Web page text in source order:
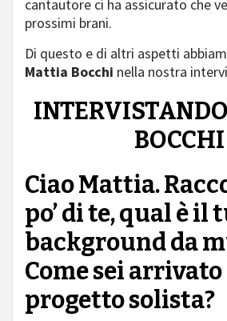
cantautore ci ha assicurato che
prossimi brani.
Di questo e di altri aspetti
Mattia Bocchi nella nostra
BOCCHI
Ciao Mattia.
po’ di te, qual è il
background da
Come sei
progetto solista?